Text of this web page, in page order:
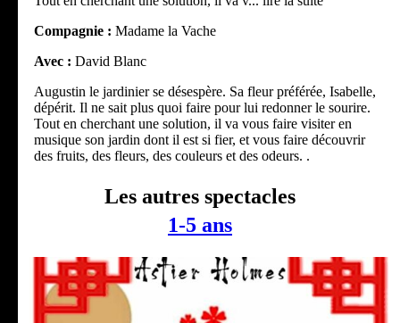
Compagnie : Madame la Vache
Avec : David Blanc
Augustin le jardinier se désespère. Sa fleur préférée, Isabelle,
dépérit. Il ne sait plus quoi faire pour lui redonner le sourire.
Tout en cherchant une solution, il va vous faire visiter en
musique son jardin dont il est si fier, et vous faire découvrir
des fruits, des fleurs, des couleurs et des odeurs. .
Les autres spectacles
1-5 ans